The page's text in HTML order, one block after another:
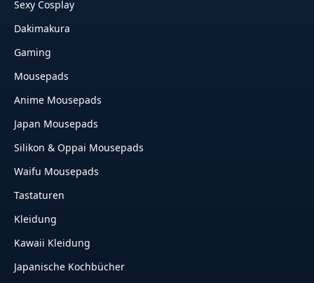
Sexy Cosplay
Dakimakura
Gaming
Mousepads
Anime Mousepads
Japan Mousepads
Silikon & Oppai Mousepads
Waifu Mousepads
Tastaturen
Kleidung
Kawaii Kleidung
Japanische Kochbücher